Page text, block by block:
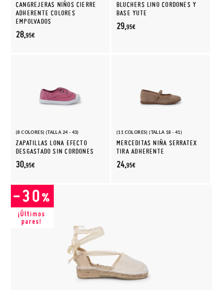
CANGREJERAS NIÑOS CIERRE
ADHERENTE COLORES
EMPOLVADOS
28,95€
BLUCHERS LINO CORDONES Y
BASE YUTE
29,95€
(8 COLORES) (TALLA 24 - 43)
ZAPATILLAS LONA EFECTO
DESGASTADO SIN CORDONES
30,95€
(11 COLORES) (TALLA 18 - 41)
MERCEDITAS NIÑA SERRATEX
TIRA ADHERENTE
24,95€